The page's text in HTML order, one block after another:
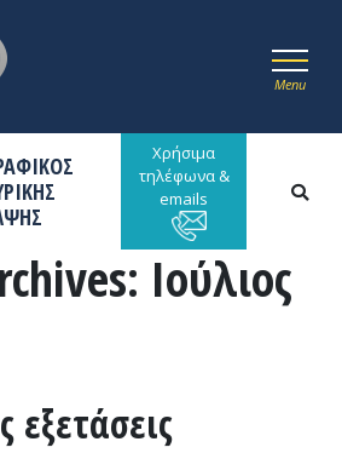
Menu
Χρήσιμα
τηλέφωνα &
emails
Ιούλιος
εξετάσεις